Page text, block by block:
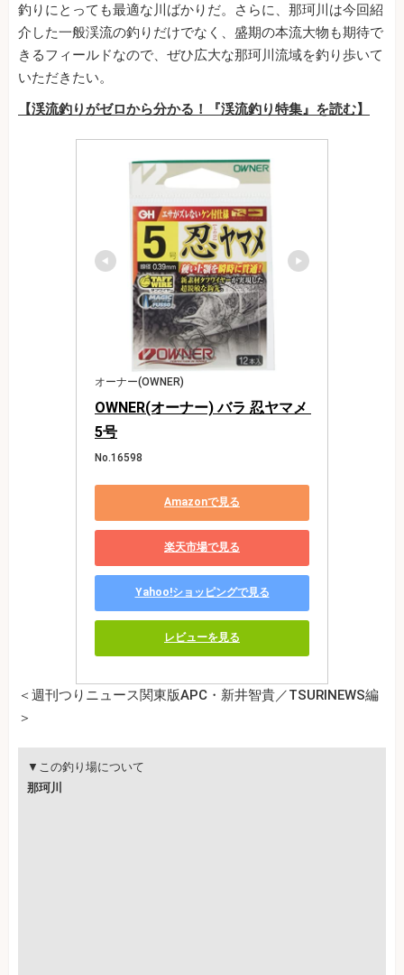
釣りにとっても最適な川ばかりだ。さらに、那珂川は今回紹
介した一般渓流の釣りだけでなく、盛期の本流大物も期待で
きるフィールドなので、ぜひ広大な那珂川流域を釣り歩いて
いただきたい。
【渓流釣りがゼロから分かる！『渓流釣り特集』を読む】
オーナー(OWNER)
OWNER(オーナー) バラ 忍ヤマメ
5号
No.16598
Amazonで見る
楽天市場で見る
Yahoo!ショッピングで見る
レビューを見る
＜週刊つりニュース関東版APC・新井智貴／TSURINEWS編
＞
▼この釣り場について
那珂川